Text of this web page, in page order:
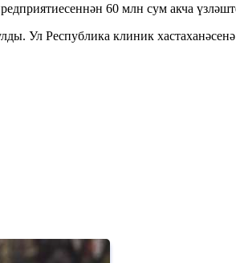
60 млн сум акча
Ул Республика клиник